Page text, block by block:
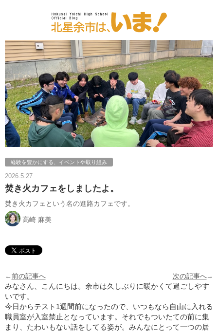
経験を豊かにする、イベントや取り組み
2026.5.27
焚き火カフェをしましたよ。
焚き火カフェという名の進路カフェです。
高崎 麻美
←前の記事へ 次の記事へ→
みなさん、こんにちは。余市は久しぶりに暖かくて過ごしやす
いです。
今日からテスト1週間前になったので、いつもなら自由に入れる
職員室が入室禁止となっています。それでもついたての前に集
まり、たわいもない話をしてる姿が。みんなにとって一つの居